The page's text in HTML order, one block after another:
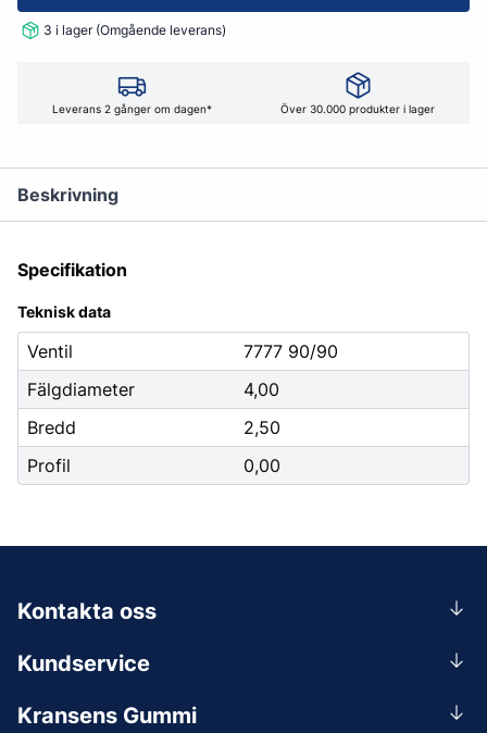
3 i lager (Omgående leverans)
Leverans 2 gånger om dagen* Över 30.000 produkter i lager
Beskrivning
Specifikation
Teknisk data
Ventil
7777 90/90
Fälgdiameter
4,00
Bredd
2,50
Profil
0,00
Kundservice
Kransens Gummi
Kontakta oss
0156-409 00
Mån-Tors 07.30-16:30, Fre 07.30-15.00.
Lunchstängt 12:00-12:30